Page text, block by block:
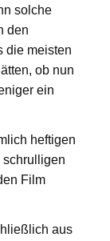
solche
den
die meisten
ob nun
ein
heftigen
schrulligen
Film
aus